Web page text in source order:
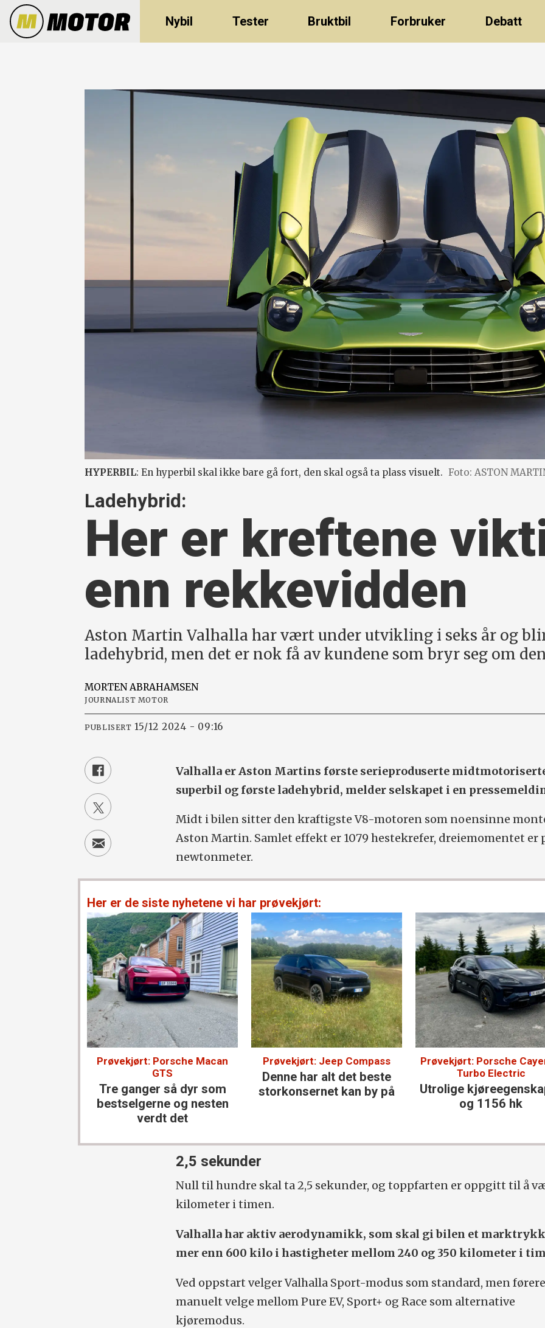
Nybil Tester Bruktbil Forbruker Debatt
HYPERBIL: En hyperbil skal ikke bare gå fort, den skal også ta plass visuelt. Foto: ASTON
Ladehybrid:
Her er kreftene
enn rekkevidden
Aston Martin Valhalla har vært under utvikling i seks år og
ladehybrid, men det er nok få av kundene som bryr seg om
MORTEN ABRAHAMSEN
JOURNALIST MOTOR
PUBLISERT 15/12 2024 - 09:16
Valhalla er Aston Martins første serieproduserte
superbil og første ladehybrid, melder selskapet i en
Midt i bilen sitter den kraftigste V8-motoren som noensinne
Aston Martin. Samlet effekt er 1079 hestekrefer, dreiemomentet er
newtonmeter.
Her er de siste nyhetene vi har prøvekjørt:
Prøvekjørt: Porsche Macan
GTS
Tre ganger så dyr som
bestselgerne og nesten
verdt det
Prøvekjørt: Jeep Compass
Denne har alt det beste
storkonsernet kan by på
Prøvekjørt: Porsche
Turbo Electric
Utrolige
og 1156 hk
2,5 sekunder
Null til hundre skal ta 2,5 sekunder, og toppfarten er oppgitt til å
kilometer i timen.
Valhalla har aktiv aerodynamikk, som skal gi bilen et
mer enn 600 kilo i hastigheter mellom 240 og 350 kilometer i
Ved oppstart velger Valhalla Sport-modus som standard, men
manuelt velge mellom Pure EV, Sport+ og Race som alternative
kjøremodus.